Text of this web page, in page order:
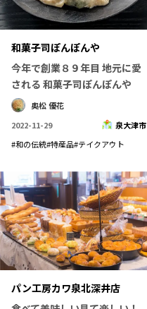
和菓子司ぽんぽんや
今年で創業８９年目 地元に愛
される 和菓子司ぽんぽんや
奥松 優花
2022-11-29
泉大津市
#和の伝統#特産品#テイクアウト
パン工房カワ泉北深井店